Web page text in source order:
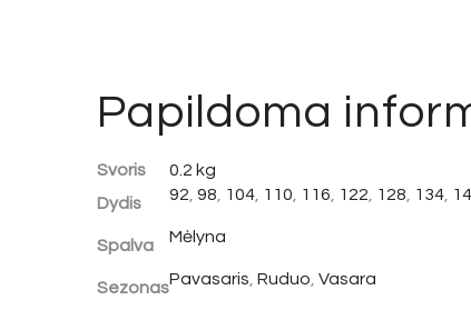
Papildoma
Svoris
0.2 kg
Dydis
92 98 104 110 116 122 128 134
Spalva Mėlyna
SezonasPavasaris Ruduo Vasara